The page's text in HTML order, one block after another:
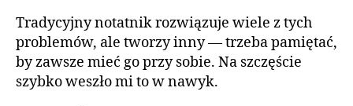
Tradycyjny notatnik rozwiązuje wiele z tych
problemów, ale tworzy inny — trzeba pamiętać,
by zawsze mieć go przy sobie. Na szczęście
szybko weszło mi to w nawyk.